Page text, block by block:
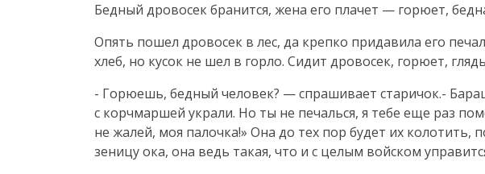
Бедный дровосек бранится, жена его плачет — горюет,
Опять пошел дровосек в лес, да крепко придавила его
хлеб, но кусок не шел в горло. Сидит дровосек, горюет,
- Горюешь, бедный человек? — спрашивает старичок.-
с корчмаршей украли. Но ты не печалься, я тебе еще раз
не жалей, моя палочка!» Она до тех пор будет их колотить,
зеницу ока, она ведь такая, что и с целым войском